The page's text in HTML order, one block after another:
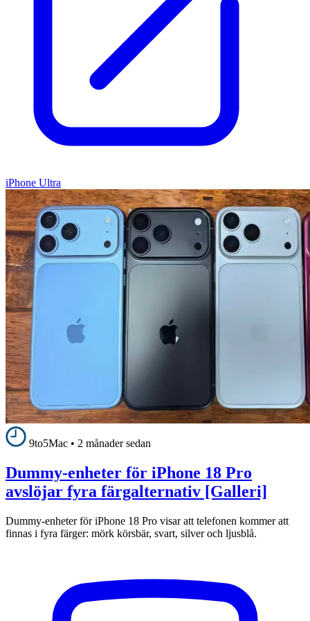
iPhone Ultra
9to5Mac • 2 månader sedan
Dummy-enheter för iPhone 18 Pro
avslöjar fyra färgalternativ [Galleri]
Dummy-enheter för iPhone 18 Pro visar att telefonen kommer att
finnas i fyra färger: mörk körsbär, svart, silver och ljusblå.